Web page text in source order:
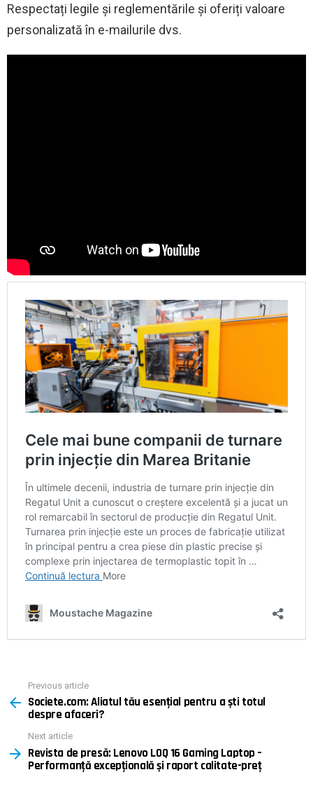
Respectați legile și reglementările și oferiți valoare
personalizată în e-mailurile dvs.
more
Previous article
Societe.com: Aliatul tău esențial pentru a ști totul
despre afaceri?
Next article
Revista de presă: Lenovo LOQ 16 Gaming Laptop –
Performanță excepțională și raport calitate-preț